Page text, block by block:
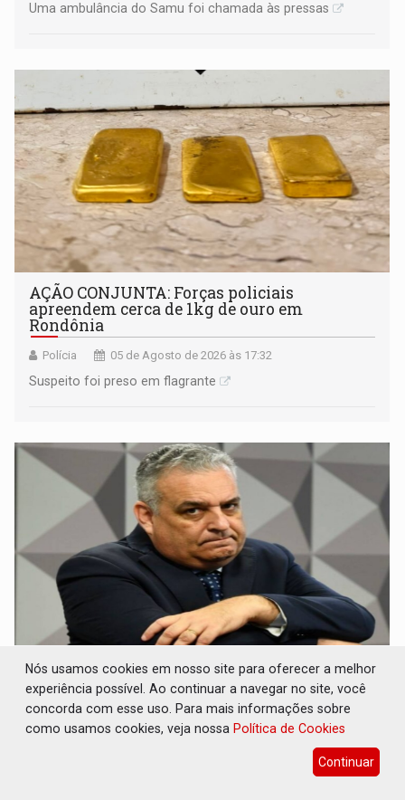
Uma ambulância do Samu foi chamada às pressas
AÇÃO CONJUNTA: Forças policiais
apreendem cerca de 1kg de ouro em
Rondônia
Polícia 05 de Agosto de 2026 às 17:32
Suspeito foi preso em flagrante
PF ESTÁ APURANDO: Flávio Bolsonaro
escolhe Alfredo Gaspar como vice, alvo de
denúncia por estupro
Brasil e Mundo 05 de Agosto de 2026 às 17:20
A acusação é negada pelo deputado, que sustenta que os
fatos atribuídos a ele não ocorreram e que a investigação
Nós usamos cookies em nosso site para oferecer a melhor
experiência possível. Ao continuar a navegar no site, você
concorda com esse uso. Para mais informações sobre
como usamos cookies, veja nossa Política de Cookies
Continuar